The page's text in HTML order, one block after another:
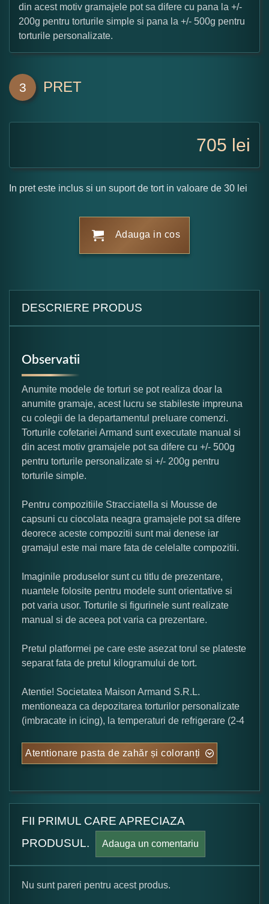
din acest motiv gramajele pot sa difere cu pana la +/-
200g pentru torturile simple si pana la +/- 500g pentru
torturile personalizate.
3 PRET
705 lei
In pret este inclus si un suport de tort in valoare de 30 lei
Adauga in cos
DESCRIERE PRODUS
Observatii
Anumite modele de torturi se pot realiza doar la
anumite gramaje, acest lucru se stabileste impreuna
cu colegii de la departamentul preluare comenzi.
Torturile cofetariei Armand sunt executate manual si
din acest motiv gramajele pot sa difere cu +/- 500g
pentru torturile personalizate si +/- 200g pentru
torturile simple.
Pentru compozitiile Stracciatella si Mousse de
capsuni cu ciocolata neagra gramajele pot sa difere
deorece aceste compozitii sunt mai denese iar
gramajul este mai mare fata de celelalte compozitii.
Imaginile produselor sunt cu titlu de prezentare,
nuantele folosite pentru modele sunt orientative si
pot varia usor. Torturile si figurinele sunt realizate
manual si de aceea pot varia ca prezentare.
Pretul platformei pe care este asezat torul se plateste
separat fata de pretul kilogramului de tort.
Atentie! Societatea Maison Armand S.R.L.
mentioneaza ca depozitarea torturilor personalizate
(imbracate in icing), la temperaturi de refrigerare (2-4
Atentionare pasta de zahăr și coloranți
FII PRIMUL CARE APRECIAZA
PRODUSUL.
Adauga un comentariu
Nu sunt pareri pentru acest produs.